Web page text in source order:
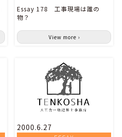
Essay 178 工事現場は誰の
物？
View more ›
2000.6.27